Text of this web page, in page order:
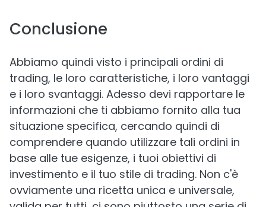
Conclusione
Abbiamo quindi visto i principali ordini di
trading, le loro caratteristiche, i loro vantaggi
e i loro svantaggi. Adesso devi rapportare le
informazioni che ti abbiamo fornito alla tua
situazione specifica, cercando quindi di
comprendere quando utilizzare tali ordini in
base alle tue esigenze, i tuoi obiettivi di
investimento e il tuo stile di trading. Non c'è
ovviamente una ricetta unica e universale,